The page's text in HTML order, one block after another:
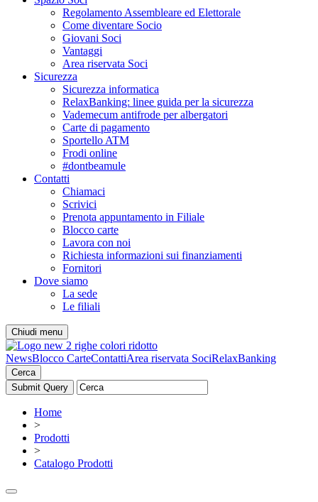
Regolamento Assembleare ed Elettorale
Come diventare Socio
Giovani Soci
Vantaggi
Area riservata Soci
Sicurezza
Sicurezza informatica
RelaxBanking: linee guida per la sicurezza
Vademecum antifrode per albergatori
Carte di pagamento
Sportello ATM
Frodi online
#dontbeamule
Contatti
Chiamaci
Scrivici
Prenota appuntamento in Filiale
Blocco carte
Lavora con noi
Richiesta informazioni sui finanziamenti
Fornitori
Dove siamo
La sede
Le filiali
Chiudi menu
NewsBlocco CarteContattiArea riservata SociRelaxBanking
Cerca
Home
>
Prodotti
>
Catalogo Prodotti